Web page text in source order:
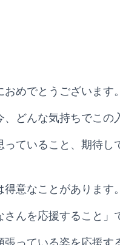
めでとうございます。
、どんな気持ちでこの
っていること、期待し
意なことがあります。
んを応援すること」
張っている姿を応援